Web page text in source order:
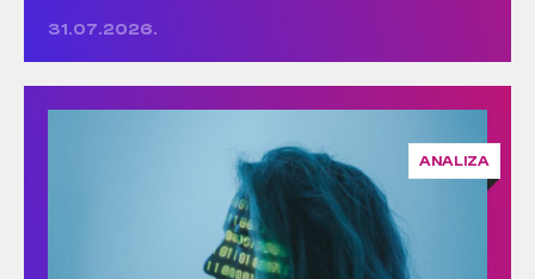
31.07.2026.
ANALIZA